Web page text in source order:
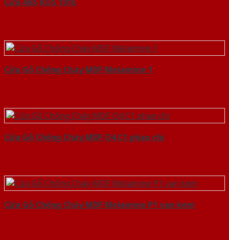
Cửa Gỗ Chống Cháy MDF Melamine 1
Cửa Gỗ Chống Cháy MDF O4 C1 phao chi
Cửa Gỗ Chống Cháy MDF Melamine P1 van kem